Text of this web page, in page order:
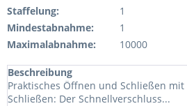
Staffelung:
1
Mindestabnahme:
1
Maximalabnahme:
10000
Beschreibung
Praktisches Öffnen und Schließen mit
Schließen: Der Schnellverschluss...